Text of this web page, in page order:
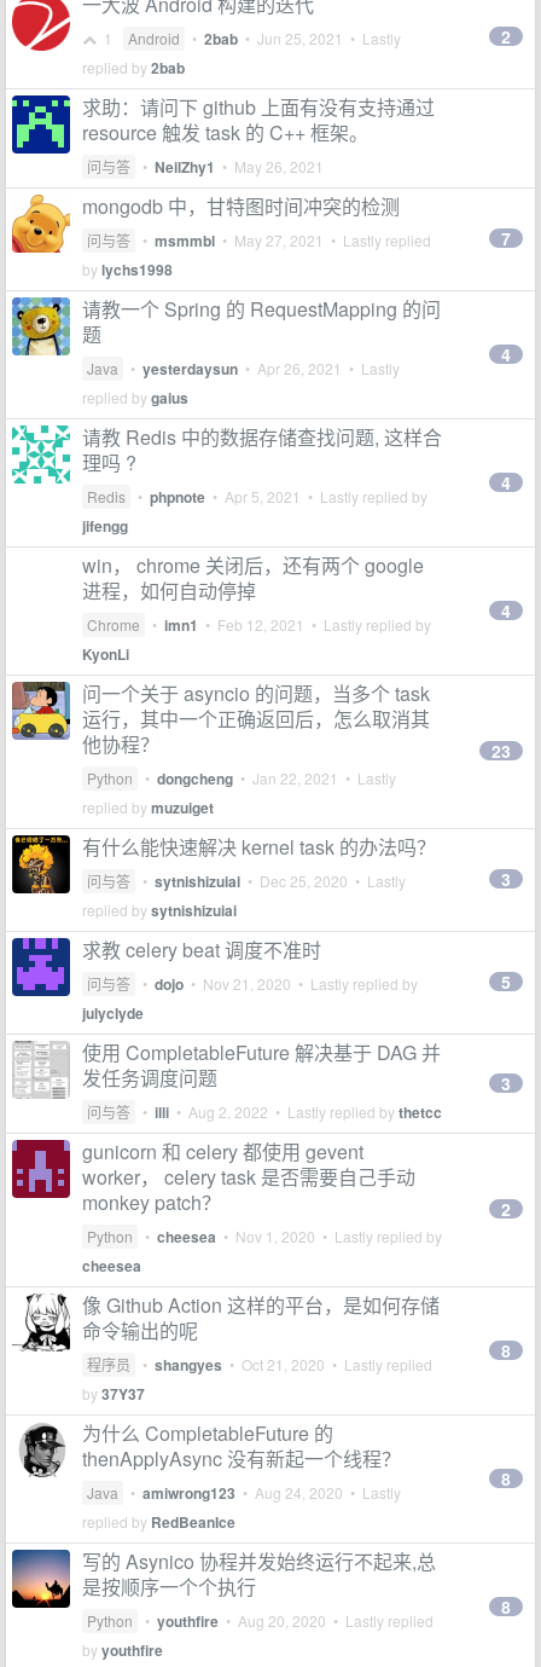
1 Android • 2bab • Jun 25, 2021 • Lastly
replied by2bab
2
求助：请问下 github 上面有没有支持通过
resource 触发 task 的 C++ 框架。
问与答 • NeilZhy1 • May 26, 2021
mongodb 中，甘特图时间冲突的检测
问与答 • msmmbl • May 27, 2021 • Lastly replied
bylychs1998
7
请教一个 Spring 的 RequestMapping 的问
题
Java • yesterdaysun • Apr 26, 2021 • Lastly
replied bygaius
4
请教 Redis 中的数据存储查找问题, 这样合
理吗 ?
Redis • phpnote • Apr 5, 2021 • Lastly replied by
jifengg
4
win， chrome 关闭后，还有两个 google
进程，如何自动停掉
Chrome • imn1 • Feb 12, 2021 • Lastly replied by
KyonLi
4
问一个关于 asyncio 的问题，当多个 task
运行，其中一个正确返回后，怎么取消其
他协程？
Python • dongcheng • Jan 22, 2021 • Lastly
replied bymuzuiget
23
有什么能快速解决 kernel task 的办法吗？
问与答 • sytnishizuiai • Dec 25, 2020 • Lastly
replied bysytnishizuiai
3
求教 celery beat 调度不准时
问与答 • dojo • Nov 21, 2020 • Lastly replied by
julyclyde
5
使用 CompletableFuture 解决基于 DAG 并
发任务调度问题
问与答 • illi • Aug 2, 2022 • Lastly replied bythetcc
3
gunicorn 和 celery 都使用 gevent
worker， celery task 是否需要自己手动
monkey patch？
Python • cheesea • Nov 1, 2020 • Lastly replied by
cheesea
2
像 Github Action 这样的平台，是如何存储
命令输出的呢
程序员 • shangyes • Oct 21, 2020 • Lastly replied
by37Y37
8
为什么 CompletableFuture 的
thenApplyAsync 没有新起一个线程？
Java • amiwrong123 • Aug 24, 2020 • Lastly
replied by RedBeanIce
8
写的 Asynico 协程并发始终运行不起来,总
是按顺序一个个执行
Python • youthfire • Aug 20, 2020 • Lastly replied
byyouthfire
8